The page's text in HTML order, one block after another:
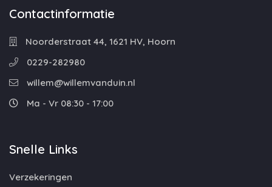
Contactinformatie
Noorderstraat 44, 1621 HV, Hoorn
0229-282980
willem@willemvanduin.nl
Ma - Vr 08:30 - 17:00
Snelle Links
Verzekeringen